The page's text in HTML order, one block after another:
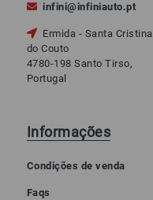
infini@infiniauto.pt
Ermida - Santa Cristina
do Couto
4780-198 Santo Tirso,
Portugal
Informações
Condições de venda
Faqs